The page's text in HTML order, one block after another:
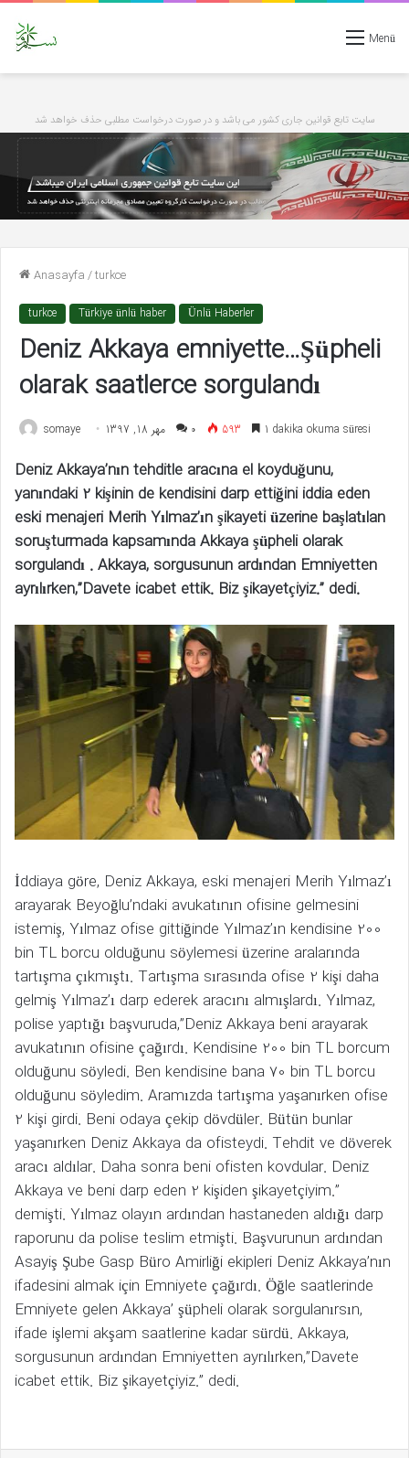
Menü
سایت تابع قوانین جاری کشور می باشد و در صورت درخواست مطلبی حذف خواهد شد
Anasayfa/turkce
turkce Türkiye ünlü haber Ünlü Haberler
Deniz Akkaya emniyette…Şüpheli
olarak saatlerce sorgulandı
somaye مهر 18, 1397 ۰ 593 1 dakika okuma süresi
Deniz Akkaya’nın tehditle aracına el koyduğunu,
yanındaki 2 kişinin de kendisini darp ettiğini iddia eden
eski menajeri Merih Yılmaz’ın şikayeti üzerine başlatılan
soruşturmada kapsamında Akkaya şüpheli olarak
sorgulandı . Akkaya, sorgusunun ardından Emniyetten
ayrılırken,”Davete icabet ettik. Biz şikayetçiyiz.” dedi.
İddiaya göre, Deniz Akkaya, eski menajeri Merih Yılmaz’ı
arayarak Beyoğlu’ndaki avukatının ofisine gelmesini
istemiş, Yılmaz ofise gittiğinde Yılmaz’ın kendisine 200
bin TL borcu olduğunu söylemesi üzerine aralarında
tartışma çıkmıştı. Tartışma sırasında ofise 2 kişi daha
gelmiş Yılmaz’ı darp ederek aracını almışlardı. Yılmaz,
polise yaptığı başvuruda,”Deniz Akkaya beni arayarak
avukatının ofisine çağırdı. Kendisine 200 bin TL borcum
olduğunu söyledi. Ben kendisine bana 70 bin TL borcu
olduğunu söyledim. Aramızda tartışma yaşanırken ofise
2 kişi girdi. Beni odaya çekip dövdüler. Bütün bunlar
yaşanırken Deniz Akkaya da ofisteydi. Tehdit ve döverek
aracı aldılar. Daha sonra beni ofisten kovdular. Deniz
Akkaya ve beni darp eden 2 kişiden şikayetçiyim.”
demişti. Yılmaz olayın ardından hastaneden aldığı darp
raporunu da polise teslim etmişti. Başvurunun ardından
Asayiş Şube Gasp Büro Amirliği ekipleri Deniz Akkaya’nın
ifadesini almak için Emniyete çağırdı. Öğle saatlerinde
Emniyete gelen Akkaya’ şüpheli olarak sorgulanırsın,
ifade işlemi akşam saatlerine kadar sürdü. Akkaya,
sorgusunun ardından Emniyetten ayrılırken,”Davete
icabet ettik. Biz şikayetçiyiz.” dedi.